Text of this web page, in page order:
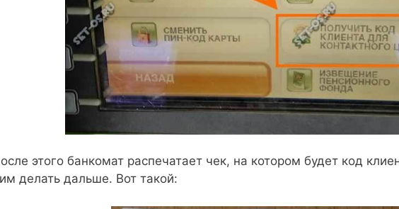
этого банкомат распечатает чек, на котором будет код
делать дальше. Вот такой: